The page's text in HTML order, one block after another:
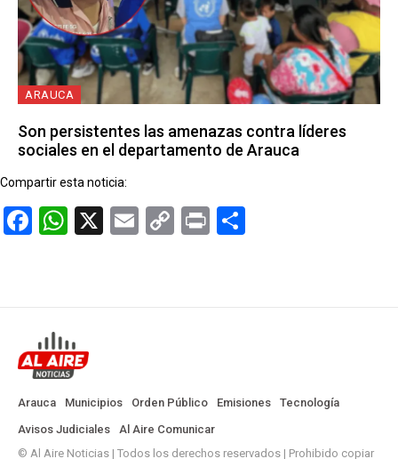
ARAUCA
Son persistentes las amenazas contra líderes
sociales en el departamento de Arauca
Compartir esta noticia:
Facebook
WhatsApp
X EmailCopy
Print
Arauca Municipios Orden Público Emisiones
Tecnología
Avisos Judiciales
Al Aire Comunicar
© Al Aire Noticias | Todos los derechos reservados | Prohibido copiar